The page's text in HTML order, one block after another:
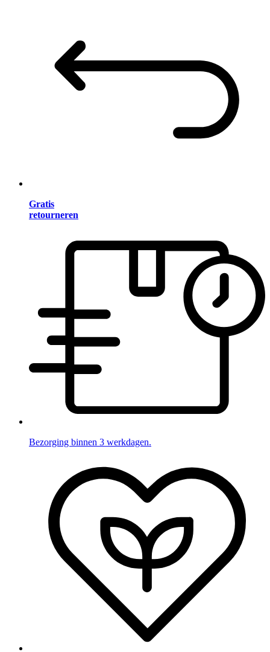
Gratis
retourneren
Bezorging binnen 3 werkdagen.